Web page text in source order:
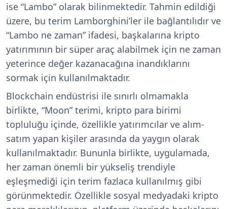
ise “Lambo” olarak bilinmektedir. Tahmin edildiği
üzere, bu terim Lamborghini’ler ile bağlantılıdır ve
“Lambo ne zaman” ifadesi, başkalarına kripto
yatırımının bir süper araç alabilmek için ne zaman
yeterince değer kazanacağına inandıklarını
sormak için kullanılmaktadır.
Blockchain endüstrisi ile sınırlı olmamakla
birlikte, “Moon” terimi, kripto para birimi
topluluğu içinde, özellikle yatırımcılar ve alım-
satım yapan kişiler arasında da yaygın olarak
kullanılmaktadır. Bununla birlikte, uygulamada,
her zaman önemli bir yükseliş trendiyle
eşleşmediği için terim fazlaca kullanılmış gibi
görünmektedir. Özellikle sosyal medyadaki kripto